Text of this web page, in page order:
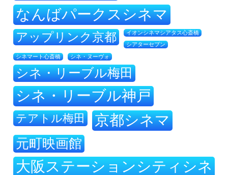
なんばパークスシネマ
アップリンク京都 イオンシネマシアタス心斎橋
シアターセブン
シネマート心斎橋 シネ・ヌーヴォ
シネ・リーブル梅田
シネ・リーブル神戸
テアトル梅田 京都シネマ
元町映画館
大阪ステーションシティシネ